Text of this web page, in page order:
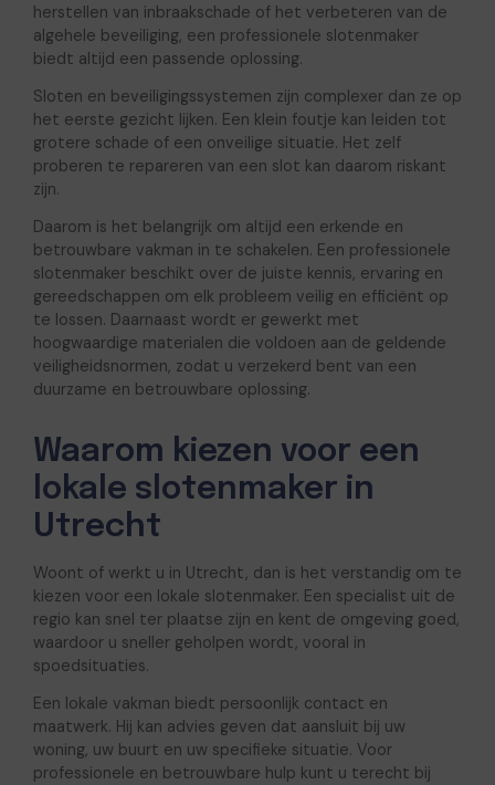
herstellen van inbraakschade of het verbeteren van de
algehele beveiliging, een professionele slotenmaker
biedt altijd een passende oplossing.
Sloten en beveiligingssystemen zijn complexer dan ze op
het eerste gezicht lijken. Een klein foutje kan leiden tot
grotere schade of een onveilige situatie. Het zelf
proberen te repareren van een slot kan daarom riskant
zijn.
Daarom is het belangrijk om altijd een erkende en
betrouwbare vakman in te schakelen. Een professionele
slotenmaker beschikt over de juiste kennis, ervaring en
gereedschappen om elk probleem veilig en efficiënt op
te lossen. Daarnaast wordt er gewerkt met
hoogwaardige materialen die voldoen aan de geldende
veiligheidsnormen, zodat u verzekerd bent van een
duurzame en betrouwbare oplossing.
Waarom kiezen voor een
lokale slotenmaker in
Utrecht
Woont of werkt u in Utrecht, dan is het verstandig om te
kiezen voor een lokale slotenmaker. Een specialist uit de
regio kan snel ter plaatse zijn en kent de omgeving goed,
waardoor u sneller geholpen wordt, vooral in
spoedsituaties.
Een lokale vakman biedt persoonlijk contact en
maatwerk. Hij kan advies geven dat aansluit bij uw
woning, uw buurt en uw specifieke situatie. Voor
professionele en betrouwbare hulp kunt u terecht bij